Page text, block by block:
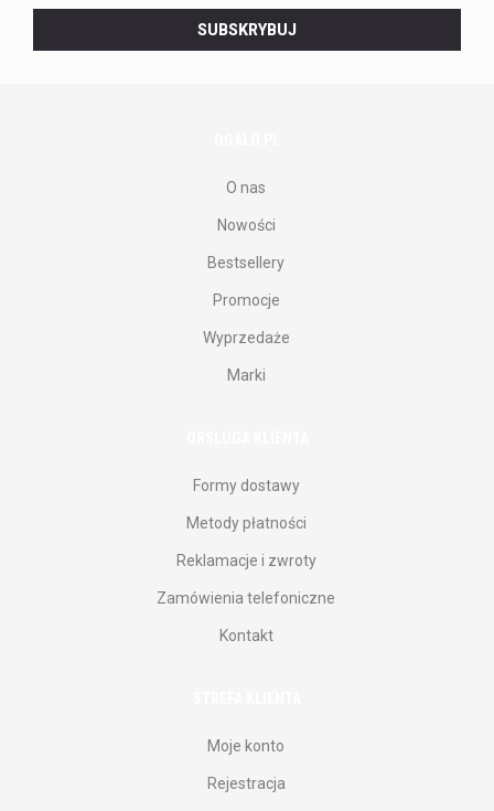
do
newslettera.
SUBSKRYBUJ
O nas
Nowości
Bestsellery
Promocje
Wyprzedaże
Marki
Formy dostawy
Metody płatności
Reklamacje i zwroty
Zamówienia telefoniczne
Kontakt
Moje konto
Rejestracja